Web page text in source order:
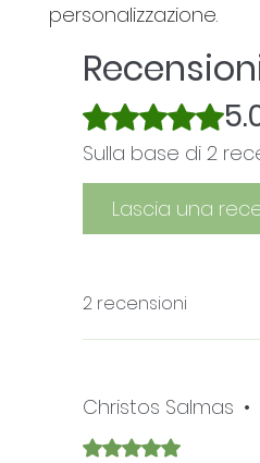
personalizzazione.
Valutazione 5 stelle su
Sulla base di 2
Lascia una
2 recensioni
Christos Salmas •
Valutazione 5 stelle su